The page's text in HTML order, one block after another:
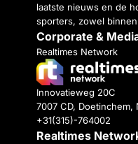
laatste nieuws en de
sporters, zowel
Corporate &
Realtimes Network
Innovatieweg 20C
7007 CD, Doetinchem,
+31(315)-764002
Realtimes